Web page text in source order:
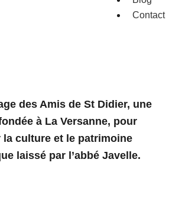
Contact
des Amis de St Didier, une
à La Versanne, pour
culture et le patrimoine
laissé par l’abbé Javelle.